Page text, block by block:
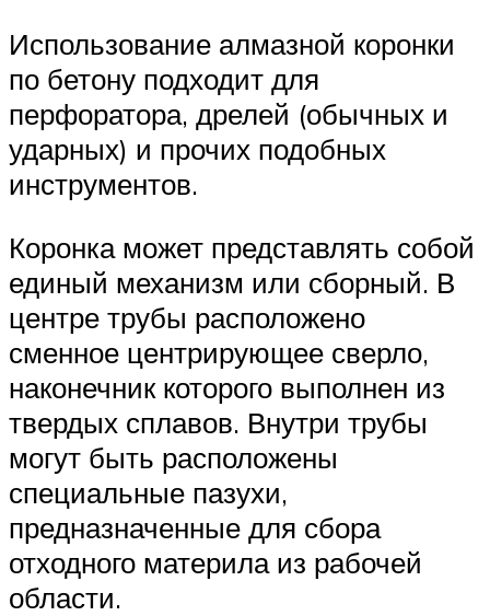
Использование алмазной коронки
по бетону подходит для
перфоратора, дрелей (обычных и
ударных) и прочих подобных
инструментов.
Коронка может представлять собой
единый механизм или сборный. В
центре трубы расположено
сменное центрирующее сверло,
наконечник которого выполнен из
твердых сплавов. Внутри трубы
могут быть расположены
специальные пазухи,
предназначенные для сбора
отходного материла из рабочей
области.